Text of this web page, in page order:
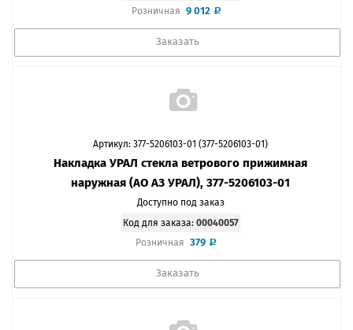
Розничная 9 012
Заказать
Артикул: 377-5206103-01 (377-5206103-01)
Накладка УРАЛ стекла ветрового прижимная
наружная (АО АЗ УРАЛ), 377-5206103-01
Доступно под заказ
Код для заказа: 00040057
Розничная 379
Заказать